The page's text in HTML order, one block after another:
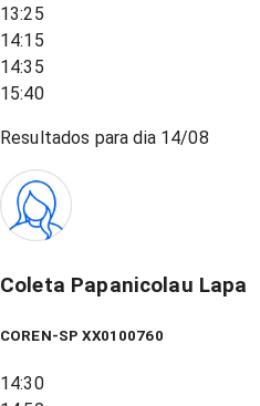
13:25
14:15
14:35
15:40
Resultados para dia 14/08
Coleta Papanicolau Lapa
COREN-SP XX0100760
14:30